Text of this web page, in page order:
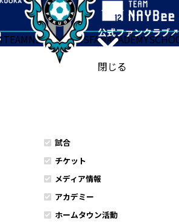
閉じる
TEAMNEWSGOODSFANACADEMY
試合
チケット
メディア情報
アカデミー
ホームタウン活動